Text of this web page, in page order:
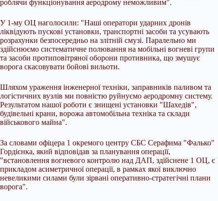
роблячи функціонування аеродрому неможливим".
У 1-му ОЦ наголосили: "Наші оператори ударних дронів
ліквідують пускові установки, транспортні засоби та усувають
розрахунки безпосередньо на злітній смузі. Паралельно ми
здійснюємо систематичне полювання на мобільні вогневі групи
та засоби протиповітряної оборони противника, що змушує
ворога скасовувати бойові вильоти.
Шляхом ураження інженерної техніки, заправників паливом та
логістичних вузлів ми повністю руйнуємо аеродромну систему.
Результатом нашої роботи є знищені установки "Шахедів",
будівельні крани, ворожа автомобільна техніка та склади
військового майна".
За словами офіцера 1 окремого центру СБС Серафима "Фалько"
Гордієнка, який відповідав за планування операції,
"встановлення вогневого контролю над ДАП, здійснене 1 ОЦ, є
прикладом асиметричної операції, в рамках якої виключно
невеликими силами були зірвані оперативно-стратегічні плани
ворога".